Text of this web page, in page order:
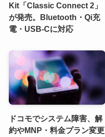
Kit「Classic Connect 2」
が発売。Bluetooth・Qi充
電・USB-Cに対応
ドコモでシステム障害、解
約やMNP・料金プラン変更